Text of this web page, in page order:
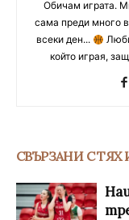
Обичам играта.
сама преди много
всеки ден...
който играя,
СВЪРЗАНИ С ТЯХ